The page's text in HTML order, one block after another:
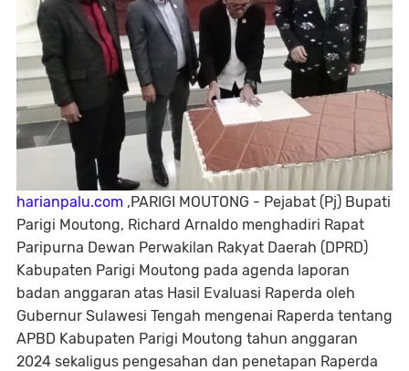
harianpalu.com ,PARIGI MOUTONG - Pejabat (Pj) Bupati
Parigi Moutong, Richard Arnaldo menghadiri Rapat
Paripurna Dewan Perwakilan Rakyat Daerah (DPRD)
Kabupaten Parigi Moutong pada agenda laporan
badan anggaran atas Hasil Evaluasi Raperda oleh
Gubernur Sulawesi Tengah mengenai Raperda tentang
APBD Kabupaten Parigi Moutong tahun anggaran
2024 sekaligus pengesahan dan penetapan Raperda